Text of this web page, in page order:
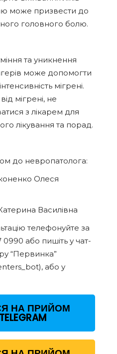
може призвести до
головного болю.
та уникнення
може допомогти
мігрені.
мігрені, не
з лікарем для
лікування та порад.
до невропатолога:
Олеся
Василівна
телефонуйте за
або пишіть у чат-
“Первинка”
або у
НА ПРИЙОМ